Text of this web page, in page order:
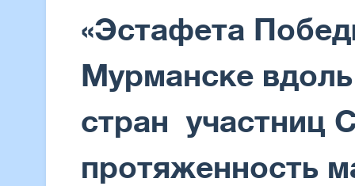
«Эстафета
Мурманске
стран участниц
протяженность